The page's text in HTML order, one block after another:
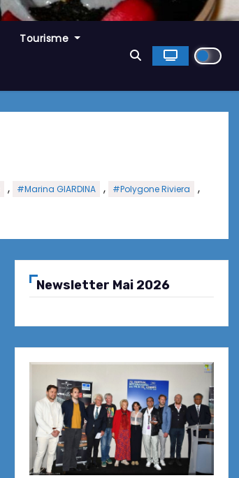
Tourisme
, #Marina GIARDINA , #Polygone Riviera ,
Newsletter Mai 2026